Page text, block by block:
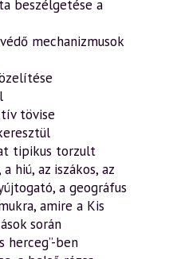
beszélgetése a
mechanizmusok
tövise
tipikus torzult
hiú, az iszákos, az
a geográfus
amire a Kis
során
herceg”-ben